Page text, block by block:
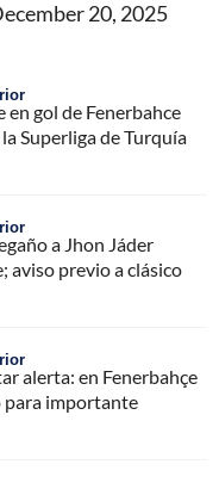
20, 2025
en gol de Fenerbahce
Superliga de Turquía
a Jhon Jáder
aviso previo a clásico
alerta: en Fenerbahçe
para importante